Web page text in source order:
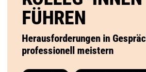
FÜHREN
Herausforderungen in
professionell meistern